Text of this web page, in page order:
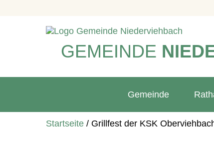
GEMEINDE
Gemeinde
Startseite / Grillfest der KSK